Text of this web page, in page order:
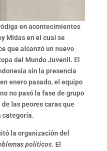
en acontecimientos
Midas en el cual se
que alcanzó un nuevo
del Mundo Juvenil . El
sin la presencia
enero pasado, el equipo
no pasó la fase de grupo
las peores caras que
categoría.
la organización del
políticos. El